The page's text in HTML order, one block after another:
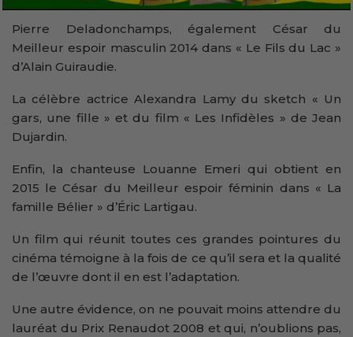
Pierre Deladonchamps, également César du
Meilleur espoir masculin 2014 dans « Le Fils du Lac »
d’Alain Guiraudie.
La célèbre actrice Alexandra Lamy du sketch « Un
gars, une fille » et du film « Les Infidèles » de Jean
Dujardin.
Enfin, la chanteuse Louanne Emeri qui obtient en
2015 le César du Meilleur espoir fémi­nin dans « La
famille Bélier » d’Éric Larti­gau.
Un film qui réunit toutes ces grandes pointures du
cinéma témoigne à la fois de ce qu’il sera et la qualité
de l’œuvre dont il en est l’adaptation.
Une autre évidence, on ne pouvait moins attendre du
lauréat du Prix Renaudot 2008 et qui, n’oublions pas,